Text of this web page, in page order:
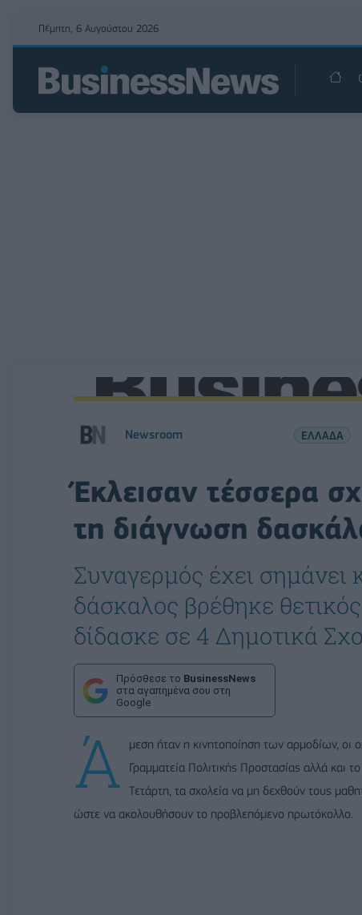
Πέμπτη, 6 Αυγούστου 2026
Newsroom ΕΛΛΑΔΑ
Έκλεισαν τέσσερα
τη διάγνωση
Συναγερμός έχει σημάνει
δάσκαλος βρέθηκε
δίδασκε σε 4 Δημοτικά
Πρόσθεσε το BusinessNews
στα αγαπημένα σου στη
Google
Ά
μεση ήταν η κινητοποίηση των αρμοδίων, οι
Γραμματεία Πολιτικής Προστασίας αλλά και
Τετάρτη, τα σχολεία να μη δεχθούν τους
ώστε να ακολουθήσουν το προβλεπόμενο πρωτόκολλο.